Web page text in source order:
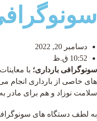
دسامبر 20, 2022
10:52 ق.ظ
سونوگرافی بارداری؛ با معاینات
های خاصی از بارداری انجام
سلامت نوزاد و هم برای مادر
به لطف دستگاه های